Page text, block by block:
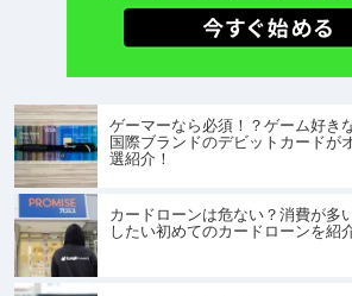
ゲーマーなら必須！？ゲーム好き
国際ブランドのデビットカードが
選紹介！
カードローンは危ない？消費が多
したい初めてのカードローンを紹